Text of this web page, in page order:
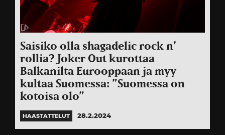
Saisiko olla shagadelic rock n’
rollia? Joker Out kurottaa
Balkanilta Eurooppaan ja myy
kultaa Suomessa: ”Suomessa on
kotoisa olo”
HAASTATTELUT 28.2.2024